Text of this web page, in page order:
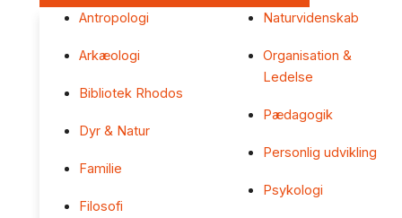
Antropologi
Arkæologi
Bibliotek Rhodos
Dyr & Natur
Familie
Filosofi
Naturvidenskab
Organisation &
Ledelse
Pædagogik
Personlig udvikling
Psykologi